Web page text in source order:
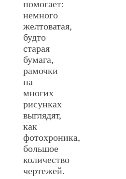
помогает:
немного
желтоватая,
будто
старая
бумага,
рамочки
на
многих
рисунках
выглядят,
как
фотохроника,
большое
количество
чертежей.